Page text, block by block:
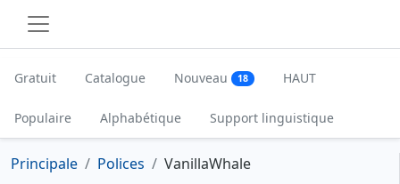
Gratuit Catalogue Nouveau 18 HAUT
Populaire Alphabétique Support linguistique
Principale Polices VanillaWhale